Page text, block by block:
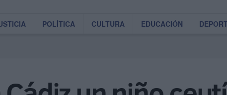
POLÍTICA CULTURA EDUCACIÓN